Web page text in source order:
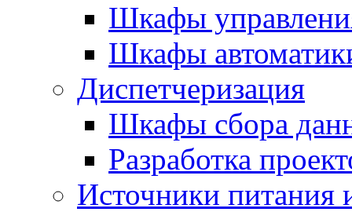
Шкафы
Шкафы
Диспетчеризация
Шкафы сбора
Разработка
Источники питания